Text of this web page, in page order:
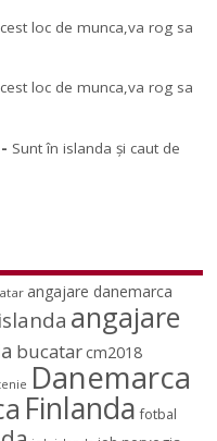
loc de munca,va rog sa
loc de munca,va rog sa
- Sunt în islanda și caut de
angajare danemarca
angajare
bucatarcm2018
Danemarca
Finlanda fotbal